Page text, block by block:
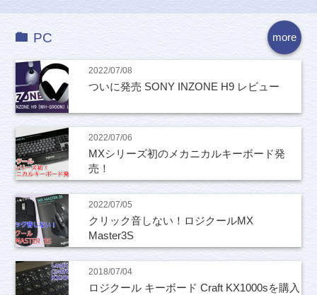
more
PC
2022/07/08
ついに発売 SONY INZONE H9 レビュー
2022/07/06
MXシリーズ初のメカニカルキーボード発
売！
2022/07/05
クリック音しない！ロジクールMX
Master3S
2018/07/04
ロジクール キーボード Craft KX1000sを購入